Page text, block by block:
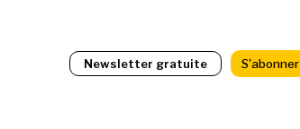
Newsletter gratuite S'abonner